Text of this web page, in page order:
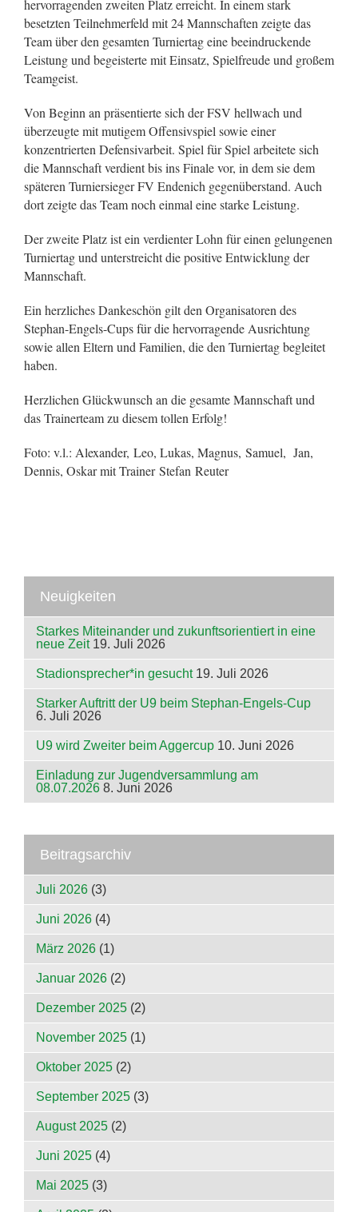
hervorragenden zweiten Platz erreicht. In einem stark
besetzten Teilnehmerfeld mit 24 Mannschaften zeigte das
Team über den gesamten Turniertag eine beeindruckende
Leistung und begeisterte mit Einsatz, Spielfreude und großem
Teamgeist.
Von Beginn an präsentierte sich der FSV hellwach und
überzeugte mit mutigem Offensivspiel sowie einer
konzentrierten Defensivarbeit. Spiel für Spiel arbeitete sich
die Mannschaft verdient bis ins Finale vor, in dem sie dem
späteren Turniersieger FV Endenich gegenüberstand. Auch
dort zeigte das Team noch einmal eine starke Leistung.
Der zweite Platz ist ein verdienter Lohn für einen gelungenen
Turniertag und unterstreicht die positive Entwicklung der
Mannschaft.
Ein herzliches Dankeschön gilt den Organisatoren des
Stephan-Engels-Cups für die hervorragende Ausrichtung
sowie allen Eltern und Familien, die den Turniertag begleitet
haben.
Herzlichen Glückwunsch an die gesamte Mannschaft und
das Trainerteam zu diesem tollen Erfolg!
Foto: v.l.: Alexander, Leo, Lukas, Magnus, Samuel, Jan,
Dennis, Oskar mit Trainer Stefan Reuter
Neuigkeiten
Starkes Miteinander und zukunftsorientiert in eine
neue Zeit 19. Juli 2026
Stadionsprecher*in gesucht 19. Juli 2026
Starker Auftritt der U9 beim Stephan-Engels-Cup
6. Juli 2026
U9 wird Zweiter beim Aggercup 10. Juni 2026
Einladung zur Jugendversammlung am
08.07.2026 8. Juni 2026
Beitragsarchiv
Juli 2026 (3)
Juni 2026 (4)
März 2026 (1)
Januar 2026 (2)
Dezember 2025 (2)
November 2025 (1)
Oktober 2025 (2)
September 2025 (3)
August 2025 (2)
Juni 2025 (4)
Mai 2025 (3)